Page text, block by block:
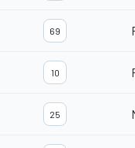
69
10
25